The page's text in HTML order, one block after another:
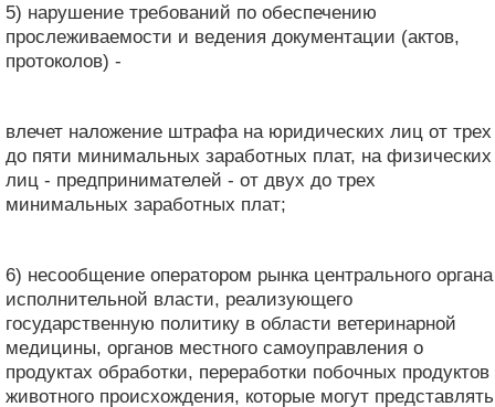
5) нарушение требований по обеспечению
прослеживаемости и ведения документации (актов,
протоколов) -
влечет наложение штрафа на юридических лиц от трех
до пяти минимальных заработных плат, на физических
лиц - предпринимателей - от двух до трех
минимальных заработных плат;
6) несообщение оператором рынка центрального органа
исполнительной власти, реализующего
государственную политику в области ветеринарной
медицины, органов местного самоуправления о
продуктах обработки, переработки побочных продуктов
животного происхождения, которые могут представлять